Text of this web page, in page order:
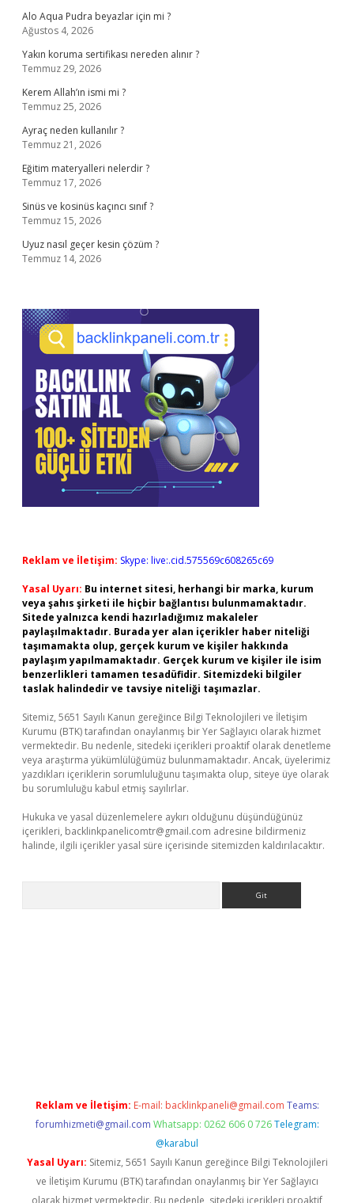
Alo Aqua Pudra beyazlar için mi ?
Ağustos 4, 2026
Yakın koruma sertifikası nereden alınır ?
Temmuz 29, 2026
Kerem Allah’ın ismi mi ?
Temmuz 25, 2026
Ayraç neden kullanılır ?
Temmuz 21, 2026
Eğitim materyalleri nelerdir ?
Temmuz 17, 2026
Sinüs ve kosinüs kaçıncı sınıf ?
Temmuz 15, 2026
Uyuz nasıl geçer kesin çözüm ?
Temmuz 14, 2026
Reklam ve İletişim: Skype: live:.cid.575569c608265c69
Yasal Uyarı: Bu internet sitesi, herhangi bir marka, kurum
veya şahıs şirketi ile hiçbir bağlantısı bulunmamaktadır.
Sitede yalnızca kendi hazırladığımız makaleler
paylaşılmaktadır. Burada yer alan içerikler haber niteliği
taşımamakta olup, gerçek kurum ve kişiler hakkında
paylaşım yapılmamaktadır. Gerçek kurum ve kişiler ile isim
benzerlikleri tamamen tesadüfidir. Sitemizdeki bilgiler
taslak halindedir ve tavsiye niteliği taşımazlar.
Sitemiz, 5651 Sayılı Kanun gereğince Bilgi Teknolojileri ve İletişim
Kurumu (BTK) tarafından onaylanmış bir Yer Sağlayıcı olarak hizmet
vermektedir. Bu nedenle, sitedeki içerikleri proaktif olarak denetleme
veya araştırma yükümlülüğümüz bulunmamaktadır. Ancak, üyelerimiz
yazdıkları içeriklerin sorumluluğunu taşımakta olup, siteye üye olarak
bu sorumluluğu kabul etmiş sayılırlar.
Hukuka ve yasal düzenlemelere aykırı olduğunu düşündüğünüz
içerikleri, backlinkpanelicomtr@gmail.com adresine bildirmeniz
halinde, ilgili içerikler yasal süre içerisinde sitemizden kaldırılacaktır.
Reklam ve İletişim: E-mail: backlinkpaneli@gmail.com Teams:
forumhizmeti@gmail.com Whatsapp: 0262 606 0 726 Telegram:
@karabul
Yasal Uyarı: Sitemiz, 5651 Sayılı Kanun gereğince Bilgi Teknolojileri
ve İletişim Kurumu (BTK) tarafından onaylanmış bir Yer Sağlayıcı
olarak hizmet vermektedir. Bu nedenle, sitedeki içerikleri proaktif